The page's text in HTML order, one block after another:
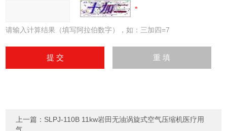
请输入计算结果（填写阿拉伯数字），如：三加四=7
上一篇： SLPJ-110B 11kw岩田无油涡旋式空气压缩机医疗用